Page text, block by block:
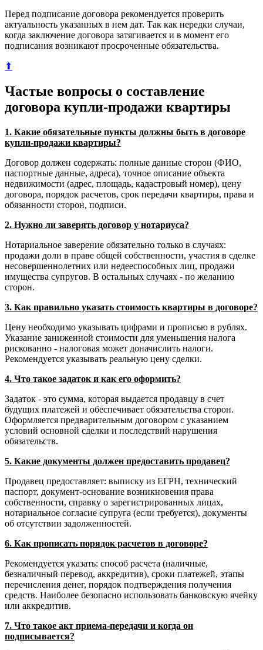
Перед подписание договора рекомендуется проверить
актуальность указанных в нем дат. Так как нередки случаи,
когда заключение договора затягивается и в момент его
подписания возникают просроченные обязательства.
⬆
Частые вопросы о составление
договора купли-продажи квартиры
1. Какие обязательные пункты должны быть в договоре
купли-продажи квартиры?
Договор должен содержать: полные данные сторон (ФИО,
паспортные данные, адреса), точное описание объекта
недвижимости (адрес, площадь, кадастровый номер), цену
договора, порядок расчетов, срок передачи квартиры, права и
обязанности сторон, подписи.
2. Нужно ли заверять договор у нотариуса?
Нотариальное заверение обязательно только в случаях:
продажи доли в праве общей собственности, участия в сделке
несовершеннолетних или недееспособных лиц, продажи
имущества супругов. В остальных случаях - по желанию
сторон.
3. Как правильно указать стоимость квартиры в договоре?
Цену необходимо указывать цифрами и прописью в рублях.
Указание заниженной стоимости для уменьшения налога
рискованно - налоговая может доначислить налоги.
Рекомендуется указывать реальную цену сделки.
4. Что такое задаток и как его оформить?
Задаток - это сумма, которая выдается продавцу в счет
будущих платежей и обеспечивает обязательства сторон.
Оформляется предварительным договором с указанием
условий основной сделки и последствий нарушения
обязательств.
5. Какие документы должен предоставить продавец?
Продавец предоставляет: выписку из ЕГРН, технический
паспорт, документ-основание возникновения права
собственности, справку о зарегистрированных лицах,
нотариальное согласие супруга (если требуется), документы
об отсутствии задолженностей.
6. Как прописать порядок расчетов в договоре?
Рекомендуется указать: способ расчета (наличные,
безналичный перевод, аккредитив), сроки платежей, этапы
перечисления денег, порядок подтверждения получения
средств. Наиболее безопасно использовать банковскую ячейку
или аккредитив.
7. Что такое акт приема-передачи и когда он
подписывается?